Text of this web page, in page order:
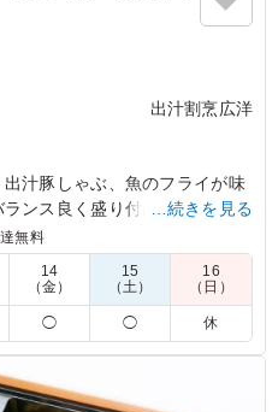
出汁割烹広洋
汁豚しゃぶ、魚のフライが味
ンス良く盛り付けられ、視覚
広洋の弁当は会議や社内懇親
を演出します。
れんこんは程よい食感と甘
小松菜のお浸しはやさしい
揚げ、さっぱり梅ダレの豚
…続きを見る
無料
14
（金）
15
（土）
16
（日）
◯ ◯ 休